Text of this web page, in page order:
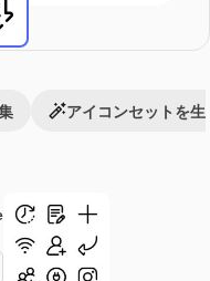
アイコンセットを生